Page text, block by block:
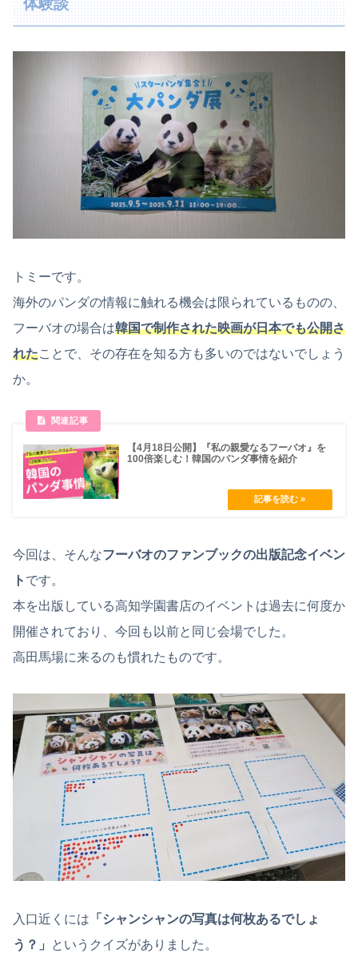
トミーです。
海外のパンダの情報に触れる機会は限られているものの、
フーバオの場合は韓国で制作された映画が日本でも公開さ
れたことで、その存在を知る方も多いのではないでしょう
か。
【4月18日公開】『私の親愛なるフーバオ』を
100倍楽しむ！韓国のパンダ事情を紹介
今回は、そんなフーバオのファンブックの出版記念イベン
ト です。
本を出版している高知学園書店のイベントは過去に何度か
開催されており、今回も以前と同じ会場でした。
高田馬場に来るのも慣れたものです。
入口近くには 「シャンシャンの写真は何枚あるでしょ
う？」
というクイズがありました。